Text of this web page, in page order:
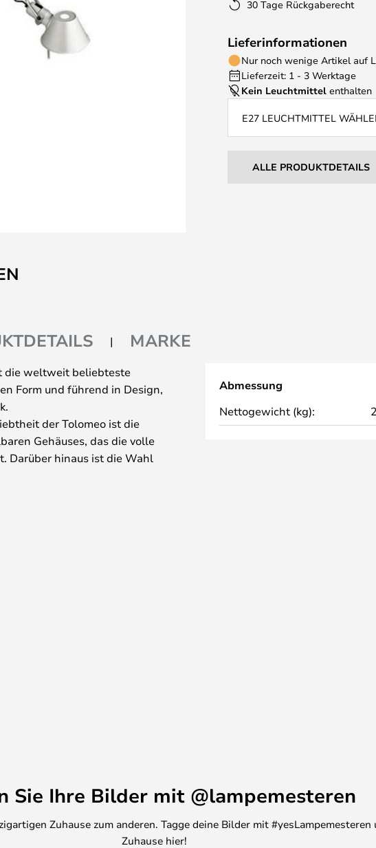
30 Tage Rückgaberecht
Lieferinformationen
Nur noch wenige Artikel auf
Lieferzeit: 1 - 3 Werktage
Kein Leuchtmittel enthalten
E27 LEUCHTMITTEL
ALLE PRODUKTDETAILS
MARKE
die weltweit beliebteste
Form und führend in Design,
der Tolomeo ist die
Gehäuses, das die volle
Darüber hinaus ist die Wahl
auf
Compasso d'Oro
1989, die HAUS Industriform
Observeur du Design Paris für
zu finden ist. Das
Stehleuchten in vielen
Leuchten, so dass Sie in der
Abmessung
Nettogewicht (kg):
Sie Ihre Bilder mit @lampemesteren
Zuhause zum anderen. Tagge deine Bilder mit
Zuhause hier!